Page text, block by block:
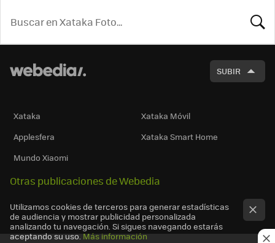
SUBIR
Xataka
Xataka Móvil
Applesfera
Xataka Smart Home
Mundo Xiaomi
Otras publicaciones de Webedia
Utilizamos cookies de terceros para generar estadísticas
de audiencia y mostrar publicidad personalizada
analizando tu navegación. Si sigues navegando estarás
aceptando su uso. Más información